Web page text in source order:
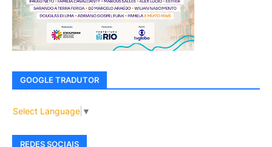
GOOGLE TRADUTOR
Select Language ▼
REDES SOCIAIS